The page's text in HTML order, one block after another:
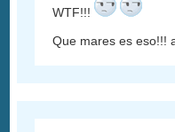
WTF!!!
Que mares es eso!!!